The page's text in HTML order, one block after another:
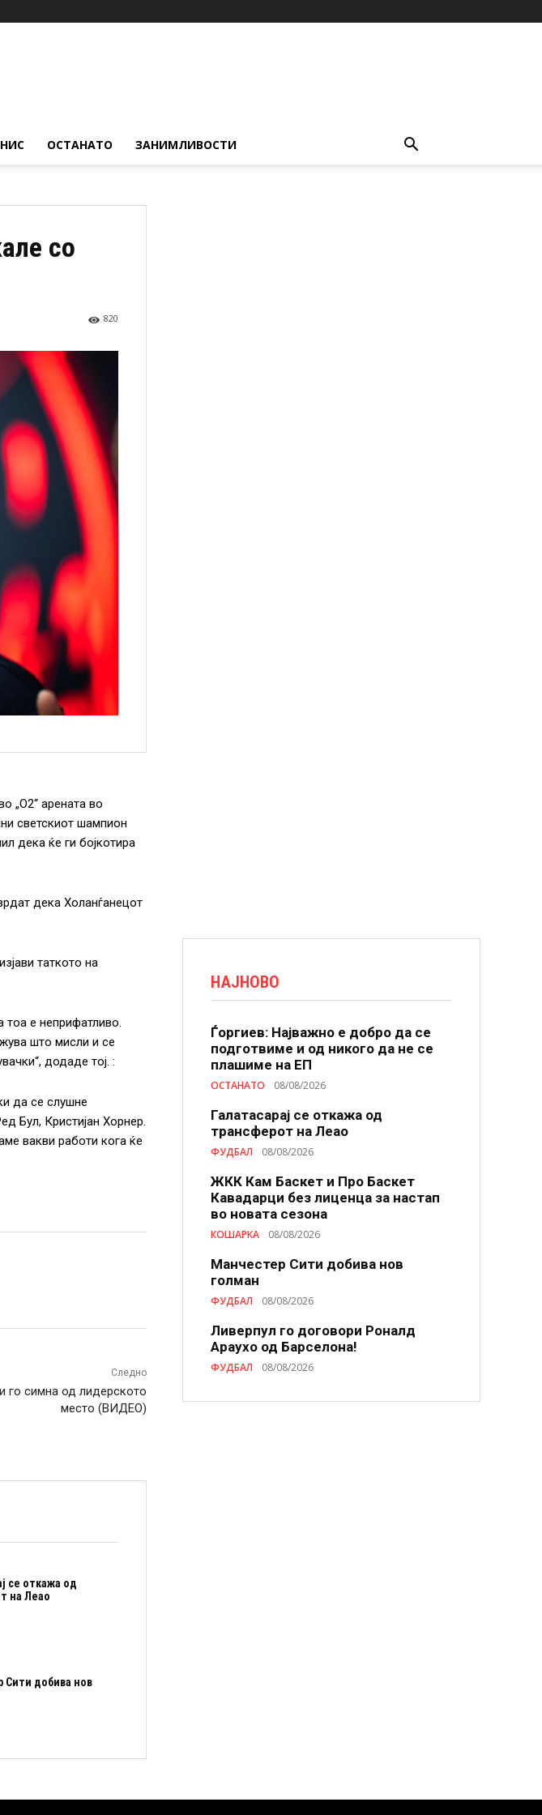
ОСТАНАТО ЗАНИМЛИВОСТИ
со
820
„О2“ арената во
светскиот шампион
дека ќе ги бојкотира
дека Холанѓанецот
таткото на
е неприфатливо.
што мисли и се
додаде тој. :
да се слушне
Бул, Кристијан Хорнер.
вакви работи кога ќе
Следно
го симна од лидерското
место (ВИДЕО)
се откажа од
на Леао
Сити добива нов
НАЈНОВО
Ѓоргиев: Најважно е добро да се
подготвиме и од никого да не се
плашиме на ЕП
ОСТАНАТО 08/08/2026
Галатасарај се откажа од
трансферот на Леао
ФУДБАЛ 08/08/2026
ЖКК Кам Баскет и Про Баскет
Кавадарци без лиценца за настап
во новата сезона
КОШАРКА 08/08/2026
Манчестер Сити добива нов
голман
ФУДБАЛ 08/08/2026
Ливерпул го договори Роналд
Араухо од Барселона!
ФУДБАЛ 08/08/2026